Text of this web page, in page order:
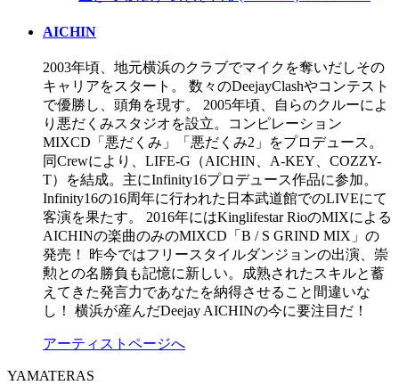
AICHIN
2003年頃、地元横浜のクラブでマイクを奪いだしその
キャリアをスタート。 数々のDeejayClashやコンテスト
で優勝し、頭角を現す。 2005年頃、自らのクルーによ
り悪だくみスタジオを設立。コンピレーション
MIXCD「悪だくみ」「悪だくみ2」をプロデュース。
同Crewにより、LIFE-G（AICHIN、A-KEY、COZZY-
T）を結成。主にInfinity16プロデュース作品に参加。
Infinity16の16周年に行われた日本武道館でのLIVEにて
客演を果たす。 2016年にはKinglifestar RioのMIXによる
AICHINの楽曲のみのMIXCD「B / S GRIND MIX」の
発売！ 昨今ではフリースタイルダンジョンの出演、崇
勲との名勝負も記憶に新しい。成熟されたスキルと蓄
えてきた発言力であなたを納得させること間違いな
し！ 横浜が産んだDeejay AICHINの今に要注目だ！
アーティストページへ
YAMATERAS